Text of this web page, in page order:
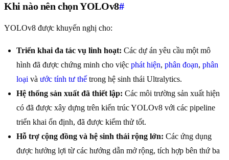
Khi nào nên chọn YOLOv8#
YOLOv8 được khuyến nghị cho:
Triển khai đa tác vụ linh hoạt: Các dự án yêu cầu một mô
hình đã được chứng minh cho việc phát hiện, phân đoạn, phân
loại và ước tính tư thế trong hệ sinh thái Ultralytics.
Hệ thống sản xuất đã thiết lập: Các môi trường sản xuất hiện
có đã được xây dựng trên kiến trúc YOLOv8 với các pipeline
triển khai ổn định, đã được kiểm thử tốt.
Hỗ trợ cộng đồng và hệ sinh thái rộng lớn: Các ứng dụng
được hưởng lợi từ các hướng dẫn mở rộng, tích hợp bên thứ ba